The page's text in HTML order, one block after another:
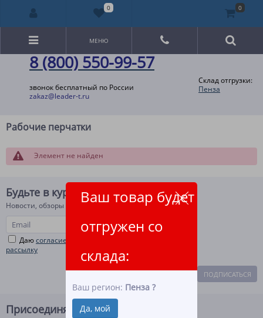
8 (800) 550-99-57
звонок бесплатный по России
zakaz@leader-t.ru
Склад отгрузки:
Пенза
Ваш товар будет
отгружен со
склада:
Ваш регион: Пенза ?
Да, мой
МЕНЮ
Рабочие перчатки
Элемент не найден
Будьте в курсе!
Новости, обзоры и акции
Даюсогласие на рекламную и информационную
рассылку
ПОДПИСАТЬСЯ
Присоединяйтесь
0 0